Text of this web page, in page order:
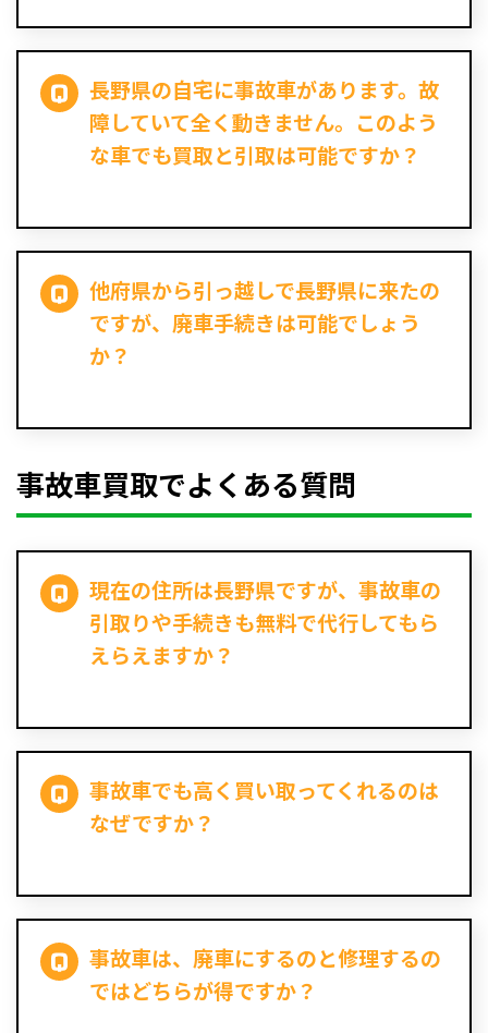
長野県の自宅に事故車があります。故
障していて全く動きません。このよう
な車でも買取と引取は可能ですか？
他府県から引っ越しで長野県に来たの
ですが、廃車手続きは可能でしょう
か？
事故車買取でよくある質問
現在の住所は長野県ですが、事故車の
引取りや手続きも無料で代行してもら
えらえますか？
事故車でも高く買い取ってくれるのは
なぜですか？
事故車は、廃車にするのと修理するの
ではどちらが得ですか？